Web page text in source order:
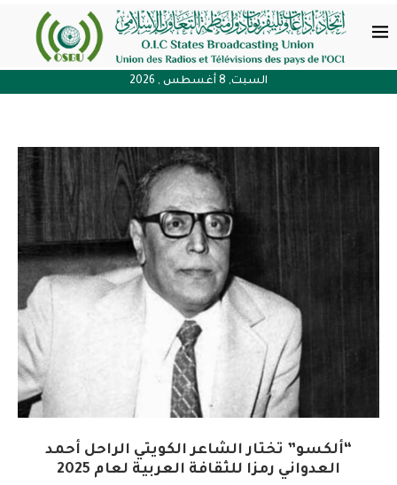
السبت, 8 أغسطس , 2026
“ألكسو” تختار الشاعر الكويتي الراحل أحمد
العدواني رمزا للثقافة العربية لعام 2025